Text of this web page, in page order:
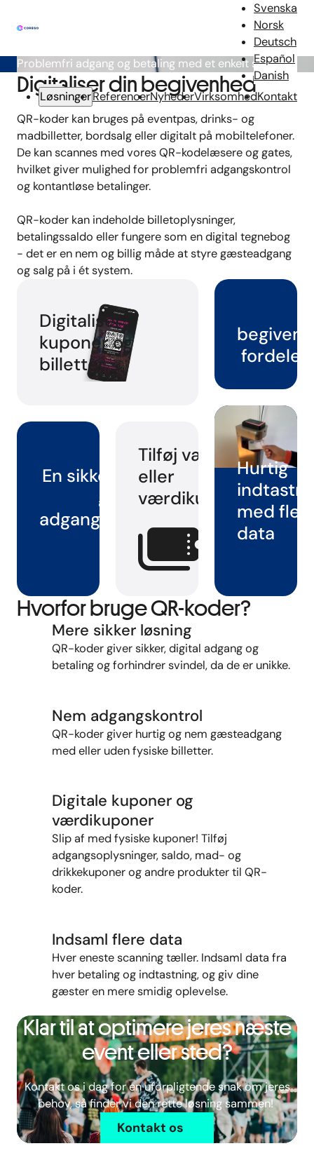
Svenska
Norsk
Deutsch
Español
Danish
LøsningerReferencerNyhederVirksomhedKontakt
QR-koder
Problemfri adgang og betaling med et enkelt scan.
Digitaliser din begivenhed
QR-koder kan bruges på eventpas, drinks- og
madbilletter, bordsalg eller digitalt på mobiltelefoner.
De kan scannes med vores QR-kodelæsere og gates,
hvilket giver mulighed for problemfri adgangskontrol
og kontantløse betalinger.
QR-koder kan indeholde billetoplysninger,
betalingssaldo eller fungere som en digital tegnebog
- det er en nem og billig måde at styre gæsteadgang
og salg på i ét system.
Digitaliser
kuponer og
billetter
fordele
Hurtig
med
data
En sikker måde at
give
adgangstilladelser
Tilføj værdi
eller
værdikuponer
Hvorfor bruge QR-koder?
Mere sikker løsning
QR-koder giver sikker, digital adgang og
betaling og forhindrer svindel, da de er unikke.
Nem adgangskontrol
QR-koder giver hurtig og nem gæsteadgang
med eller uden fysiske billetter.
Digitale kuponer og
værdikuponer
Slip af med fysiske kuponer! Tilføj
adgangsoplysninger, saldo, mad- og
drikkekuponer og andre produkter til QR-
koder.
Indsaml flere data
Hver eneste scanning tæller. Indsaml data fra
hver betaling og indtastning, og giv dine
gæster en mere smidig oplevelse.
Klar til at optimere jeres næste
event eller sted?
Kontakt os i dag for en uforpligtende snak om jeres
behov, så finder vi den rette løsning sammen!
Kontakt os